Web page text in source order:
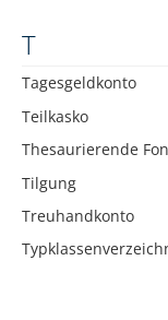
T
Tagesgeldkonto
Teilkasko
Thesaurierende
Tilgung
Treuhandkonto